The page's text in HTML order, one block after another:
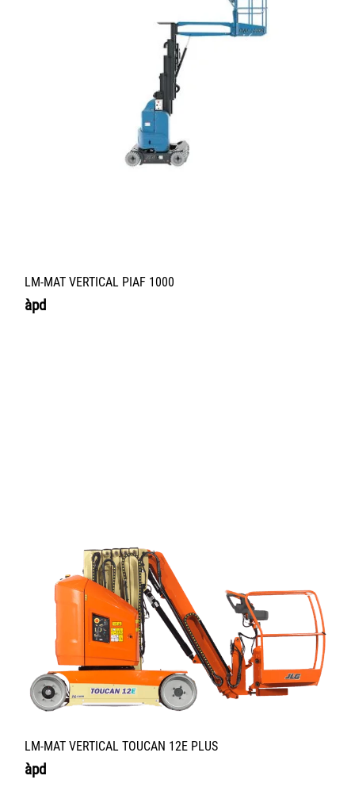
LM-MAT VERTICAL PIAF 1000
àpd
LM-MAT VERTICAL TOUCAN 12E PLUS
àpd